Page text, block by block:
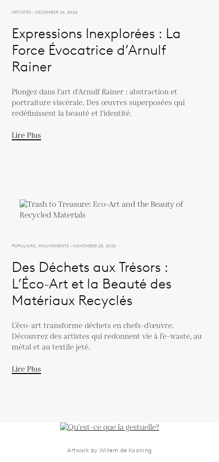
ARTISTES - DECEMBER 26, 2024
Expressions Inexplorées : La
Force Évocatrice d’Arnulf
Rainer
Plongez dans l'art d'Arnulf Rainer : abstraction et
portraiture viscérale. Des œuvres superposées qui
redéfinissent la beauté et l'identité.
Lire Plus
POPULAIRE, MOUVEMENTS - NOVEMBER 25, 2025
Des Déchets aux Trésors :
L’Éco-Art et la Beauté des
Matériaux Recyclés
L’éco-art transforme déchets en chefs-d’œuvre.
Découvrez des artistes qui redonnent vie à l’e-waste, au
métal et au textile jeté.
Lire Plus
Artwork by Willem de Kooning